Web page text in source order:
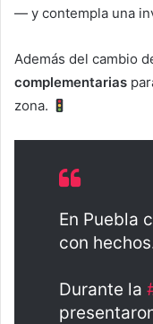
— y contempla una
Además del cambio
complementarias
zona.
En Puebla
con
Durante la